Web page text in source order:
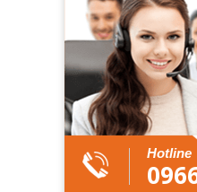
Hotline